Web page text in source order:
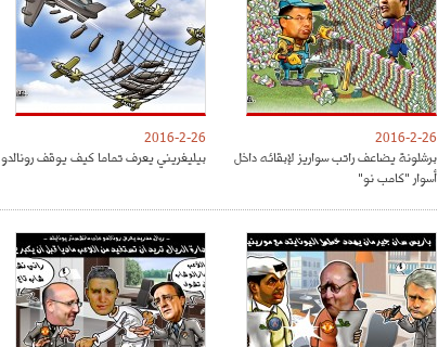
2016-2-26
برشلونة يضاعف راتب سواريز لإبقائه داخل
أسوار "كامب نو"
2016-2-26
بيليغريني يعرف تماما كيف يوقف رونالدو